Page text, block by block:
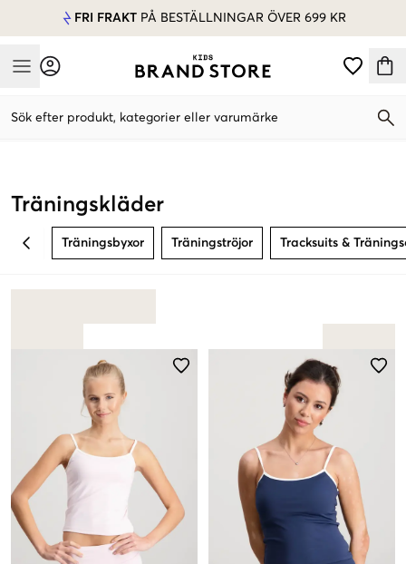
FRI FRAKT PÅ BESTÄLLNINGAR ÖVER 699 KR
Mobile Menu
Sök efter produkt, kategorier eller varumärke
Träningskläder
BACK Träningsbyxor Träningströjor Tracksuits &